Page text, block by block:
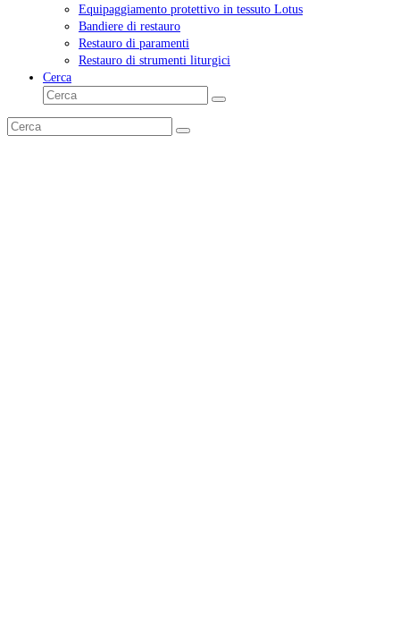
Equipaggiamento protettivo in tessuto Lotus
Bandiere di restauro
Restauro di paramenti
Restauro di strumenti liturgici
Cerca
Cerca
Invia
Cerca
Invia